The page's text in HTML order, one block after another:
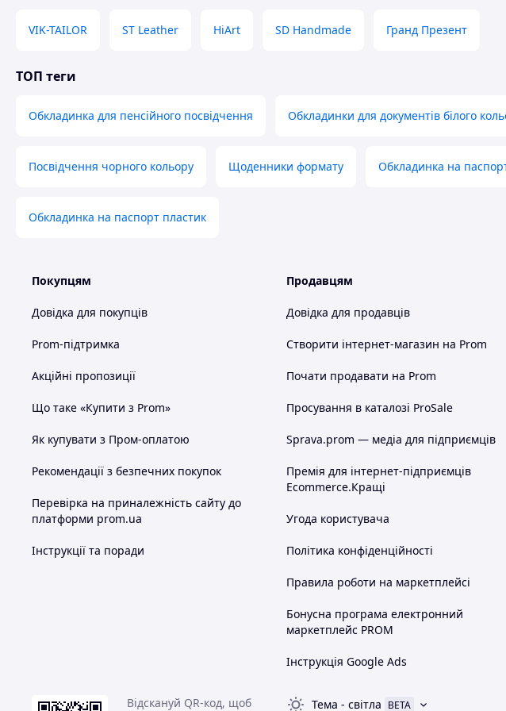
VIK-TAILOR ST Leather HiArt SD Handmade Гранд Презент
ТОП теги
Обкладинка для пенсійного посвідчення Обкладинки для документів білого
Посвідчення чорного кольору Щоденники формату Обкладинка на
Обкладинка на паспорт пластик
Покупцям
Довідка для покупців
Prom-підтримка
Акційні пропозиції
Що таке «Купити з Prom»
Як купувати з Пром-оплатою
Рекомендації з безпечних покупок
Перевірка на приналежність сайту до
платформи prom.ua
Інструкції та поради
Продавцям
Довідка для продавців
Створити інтернет-магазин на Prom
Почати продавати на Prom
Просування в каталозі ProSale
Sprava.prom — медіа для підприємців
Премія для інтернет-підприємців
Ecommerce.Кращі
Угода користувача
Політика конфіденційності
Правила роботи на маркетплейсі
Бонусна програма електронний
маркетплейс PROM
Інструкція Google Ads
Відскануй QR-код, щоб Тема - світла BETA